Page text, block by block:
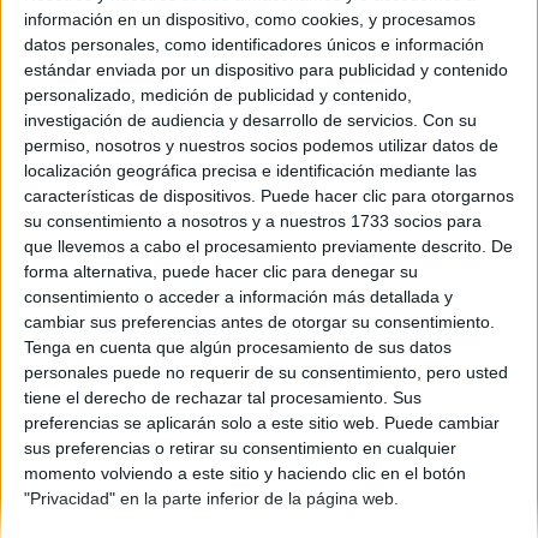
información en un dispositivo, como cookies, y procesamos
datos personales, como identificadores únicos e información
estándar enviada por un dispositivo para publicidad y contenido
personalizado, medición de publicidad y contenido,
investigación de audiencia y desarrollo de servicios. Con su
permiso, nosotros y nuestros socios podemos utilizar datos de
localización geográfica precisa e identificación mediante las
características de dispositivos. Puede hacer clic para otorgarnos
su consentimiento a nosotros y a nuestros 1733 socios para
que llevemos a cabo el procesamiento previamente descrito. De
forma alternativa, puede hacer clic para denegar su
consentimiento o acceder a información más detallada y
cambiar sus preferencias antes de otorgar su consentimiento.
Tenga en cuenta que algún procesamiento de sus datos
personales puede no requerir de su consentimiento, pero usted
tiene el derecho de rechazar tal procesamiento. Sus
preferencias se aplicarán solo a este sitio web. Puede cambiar
sus preferencias o retirar su consentimiento en cualquier
momento volviendo a este sitio y haciendo clic en el botón
"Privacidad" en la parte inferior de la página web.
Comunidad:
Madrid
Año del examen:
2013
Mes de examen:
Junio
Asignatura:
Lengua Castellana y Literatura
Fichero Examen:
examen-selectividad-lengua-castellana-y-literatura-madrid-
2013-junio.pdf
Quiénes somos|Contactar|Anúnciate
Aviso legal|Politica de privacidad|Condiciones generales